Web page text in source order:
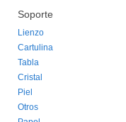
Soporte
Lienzo
Cartulina
Tabla
Cristal
Piel
Otros